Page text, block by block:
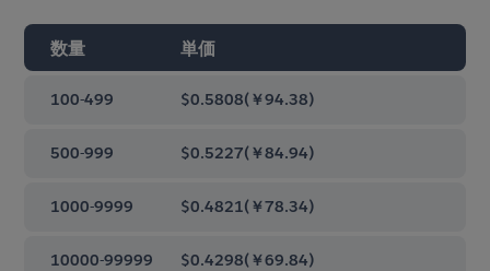
数量 単価
100-499 $0.5808(￥94.38)
500-999 $0.5227(￥84.94)
1000-9999 $0.4821(￥78.34)
10000-99999 $0.4298(￥69.84)